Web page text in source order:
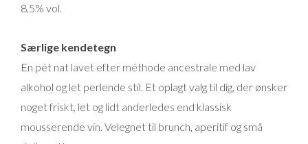
8,5% vol.
Særlige kendetegn
En pét nat lavet efter méthode ancestrale med lav
alkohol og let perlende stil. Et oplagt valg til dig, der ønsker
noget friskt, let og lidt anderledes end klassisk
mousserende vin. Velegnet til brunch, aperitif og små